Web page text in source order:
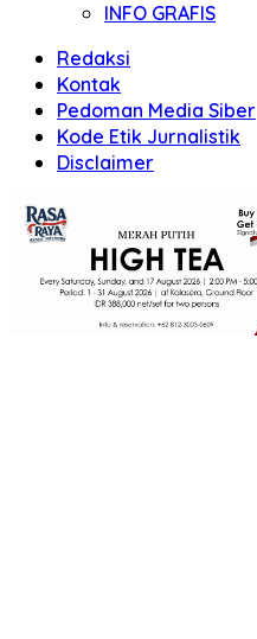
INFO GRAFIS
Redaksi
Kontak
Pedoman Media Siber
Kode Etik Jurnalistik
Disclaimer